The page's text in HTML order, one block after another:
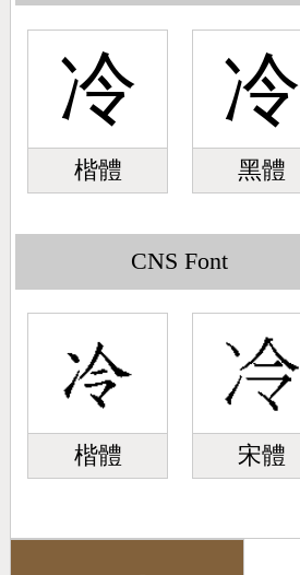
Pinyin Word Index
冷
楷體
冷
黑體
CNS Font
楷體 宋體